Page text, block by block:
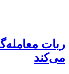
ربات
می‌کند